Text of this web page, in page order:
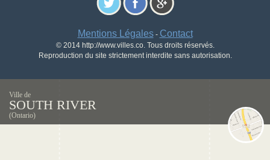
Mentions Légales- Contact
© 2014 http://www.villes.co. Tous droits réservés.
Reproduction du site strictement interdite sans autorisation.
Ville de
SOUTH RIVER
(Ontario)